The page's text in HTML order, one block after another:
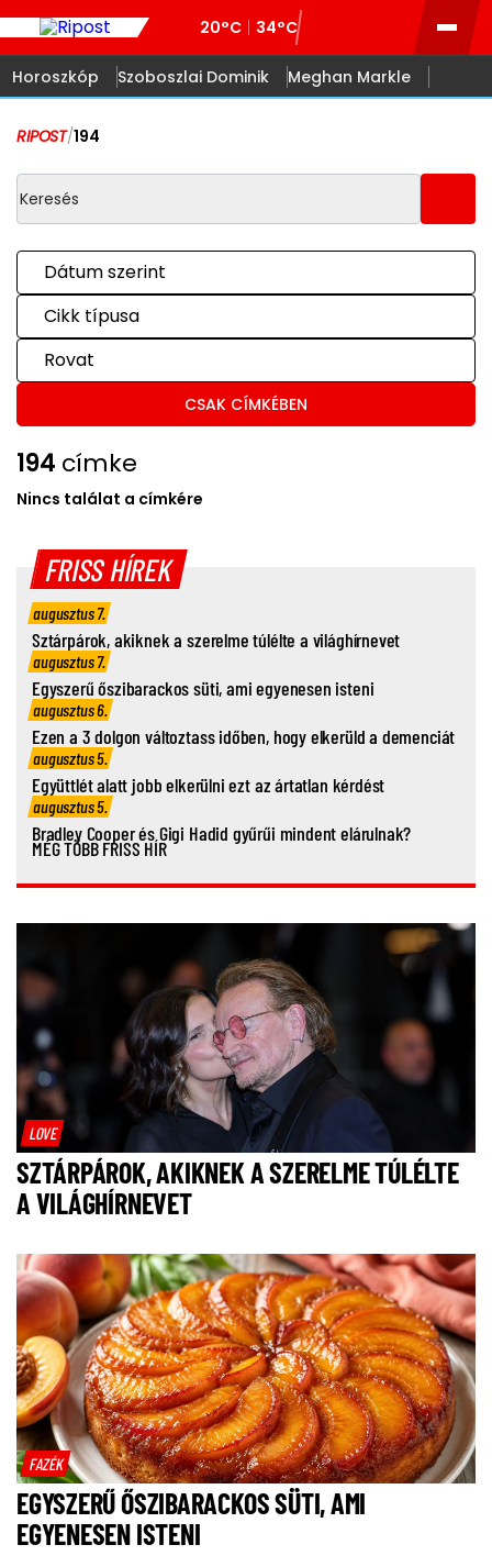
20°C 34°C
Horoszkóp Szoboszlai Dominik Meghan Markle
RIPOST/194
Dátum szerint
Cikk típusa
Rovat
CSAK CÍMKÉBEN
194 címke
Nincs találat a címkére
FRISS HÍREK
augusztus 7.
Sztárpárok, akiknek a szerelme túlélte a világhírnevet
augusztus 7.
Egyszerű őszibarackos süti, ami egyenesen isteni
augusztus 6.
Ezen a 3 dolgon változtass időben, hogy elkerüld a demenciát
augusztus 5.
Együttlét alatt jobb elkerülni ezt az ártatlan kérdést
augusztus 5.
Bradley Cooper és Gigi Hadid gyűrűi mindent elárulnak?
MÉG TÖBB FRISS HÍR
LOVE
SZTÁRPÁROK, AKIKNEK A SZERELME TÚLÉLTE
A VILÁGHÍRNEVET
FAZÉK
EGYSZERŰ ŐSZIBARACKOS SÜTI, AMI
EGYENESEN ISTENI